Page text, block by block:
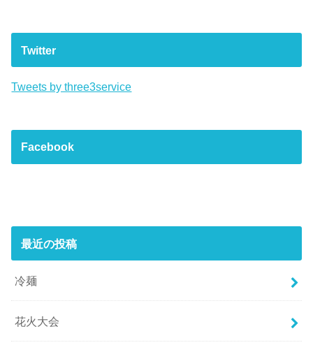
Twitter
Tweets by three3service
Facebook
最近の投稿
冷麺
花火大会